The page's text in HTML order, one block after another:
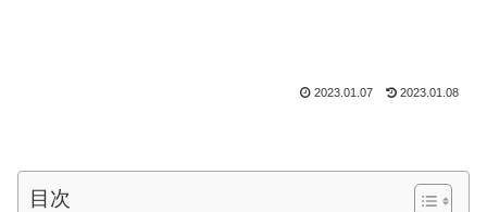
2023.01.07 2023.01.08
目次